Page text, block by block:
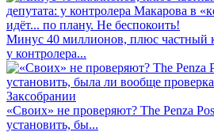
Минус 40 миллионов, плюс частный
у контролера...
«Своих» не проверяют? The Penza
установить, бы...